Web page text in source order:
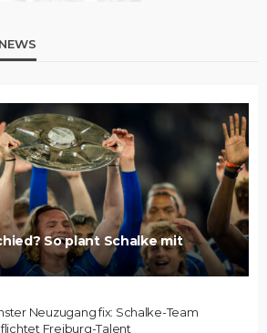
So plant Schalke mit
Neuzugang fix: Schalke-Team
Freiburg-Talent